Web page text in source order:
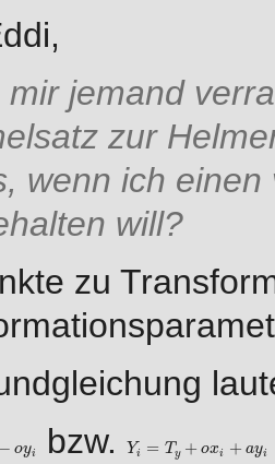
mir jemand
zur
wenn ich
will?
zu
− oyi bzw.Yi = T y + oxi + ayi
Yi y+ ox i